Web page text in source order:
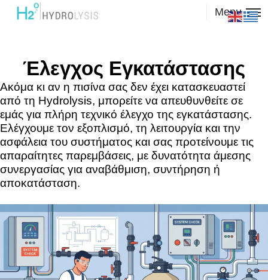
Menu
Έλεγχος Εγκατάστασης
Ακόμα κι αν η πισίνα σας δεν έχει κατασκευαστεί
από τη Hydrolysis, μπορείτε να απευθυνθείτε σε
εμάς για πλήρη τεχνικό έλεγχο της εγκατάστασης.
Ελέγχουμε τον εξοπλισμό, τη λειτουργία και την
ασφάλεια του συστήματος και σας προτείνουμε τις
απαραίτητες παρεμβάσεις, με δυνατότητα άμεσης
συνεργασίας για αναβάθμιση, συντήρηση ή
αποκατάσταση.